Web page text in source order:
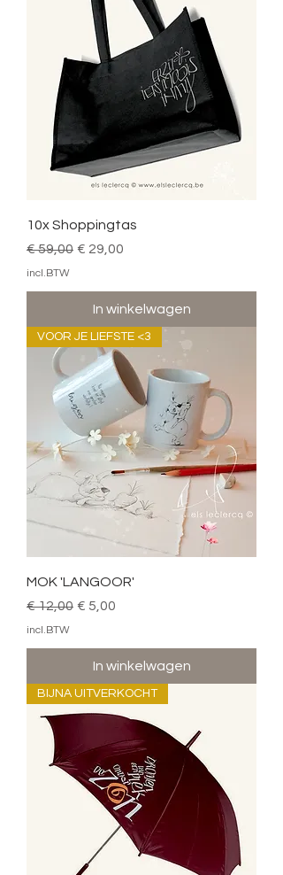
10x Shoppingtas
Normale prijs
€ 59,00 Verkoopprijs
€ 29,00
incl.BTW
In winkelwagen
VOOR JE LIEFSTE <3
MOK 'LANGOOR'
Normale prijs
€ 12,00 Verkoopprijs
€ 5,00
incl.BTW
In winkelwagen
BIJNA UITVERKOCHT